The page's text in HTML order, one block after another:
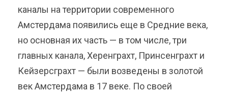
каналы на территории современного
Амстердама появились еще в Средние века,
но основная их часть — в том числе, три
главных канала, Херенграхт, Принсенграхт и
Кейзерсграхт — были возведены в золотой
век Амстердама в 17 веке. По своей